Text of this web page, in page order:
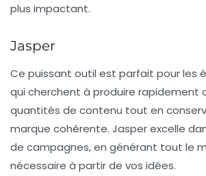
plus impactant.
Jasper
Ce puissant outil est parfait pour les
qui cherchent à produire rapidement
quantités de contenu tout en
marque cohérente. Jasper excelle
de campagnes, en générant tout le
nécessaire à partir de vos idées.